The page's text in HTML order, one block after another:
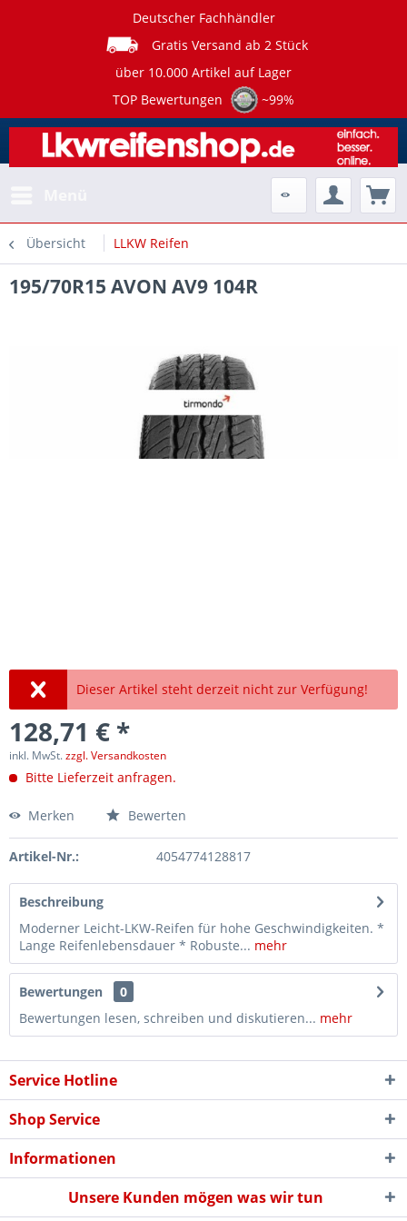
Deutscher Fachhändler
Gratis Versand ab 2 Stück
über 10.000 Artikel auf Lager
TOP Bewertungen
~99%
Übersicht LLKW Reifen
195/70R15 AVON AV9 104R
Dieser Artikel steht derzeit nicht zur Verfügung!
128,71 € *
inkl. MwSt.zzgl. Versandkosten
Bitte Lieferzeit anfragen.
Merken Bewerten
Artikel-Nr.: 4054774128817
Beschreibung
Moderner Leicht-LKW-Reifen für hohe Geschwindigkeiten. *
Lange Reifenlebensdauer * Robuste... mehr
Bewertungen
0
Bewertungen lesen, schreiben und diskutieren... mehr
Service Hotline
Shop Service
Informationen
Unsere Kunden mögen was wir tun